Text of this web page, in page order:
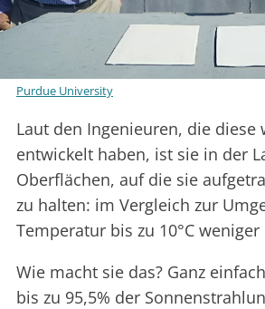
Purdue University
Laut den Ingenieuren, die diese
entwickelt haben, ist sie in der
Oberflächen, auf die sie
zu halten: im Vergleich zur
Temperatur bis zu 10°C
Wie macht sie das? Ganz
bis zu 95,5% der